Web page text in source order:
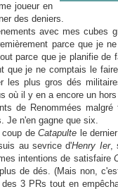
joueur en
des deniers.
avec mes cubes
parce que je
parce que je planifie de
que je ne comptais le
les plus gros dés
où il y en a encore un
de Renommées
Je n'en gagne que six.
coup deCatapulte le
au sevrice d'Henry Ier,
intentions de satisfaire
de dés. (Mais non,
3 PRs tout en